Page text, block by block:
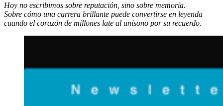
Hoy no escribimos sobre reputación, sino sobre memoria.
Sobre cómo una carrera brillante puede convertirse en leyenda
cuando el corazón de millones late al unísono por su recuerdo.